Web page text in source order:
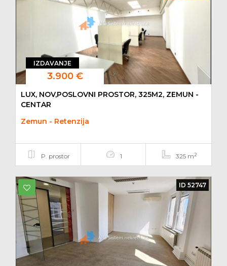
IZDAVANJE
3.900 €
LUX, NOV,POSLOVNI PROSTOR, 325M2, ZEMUN -
CENTAR
Zemun - Retenzija
P. prostor 1 325 m2
ID 52747